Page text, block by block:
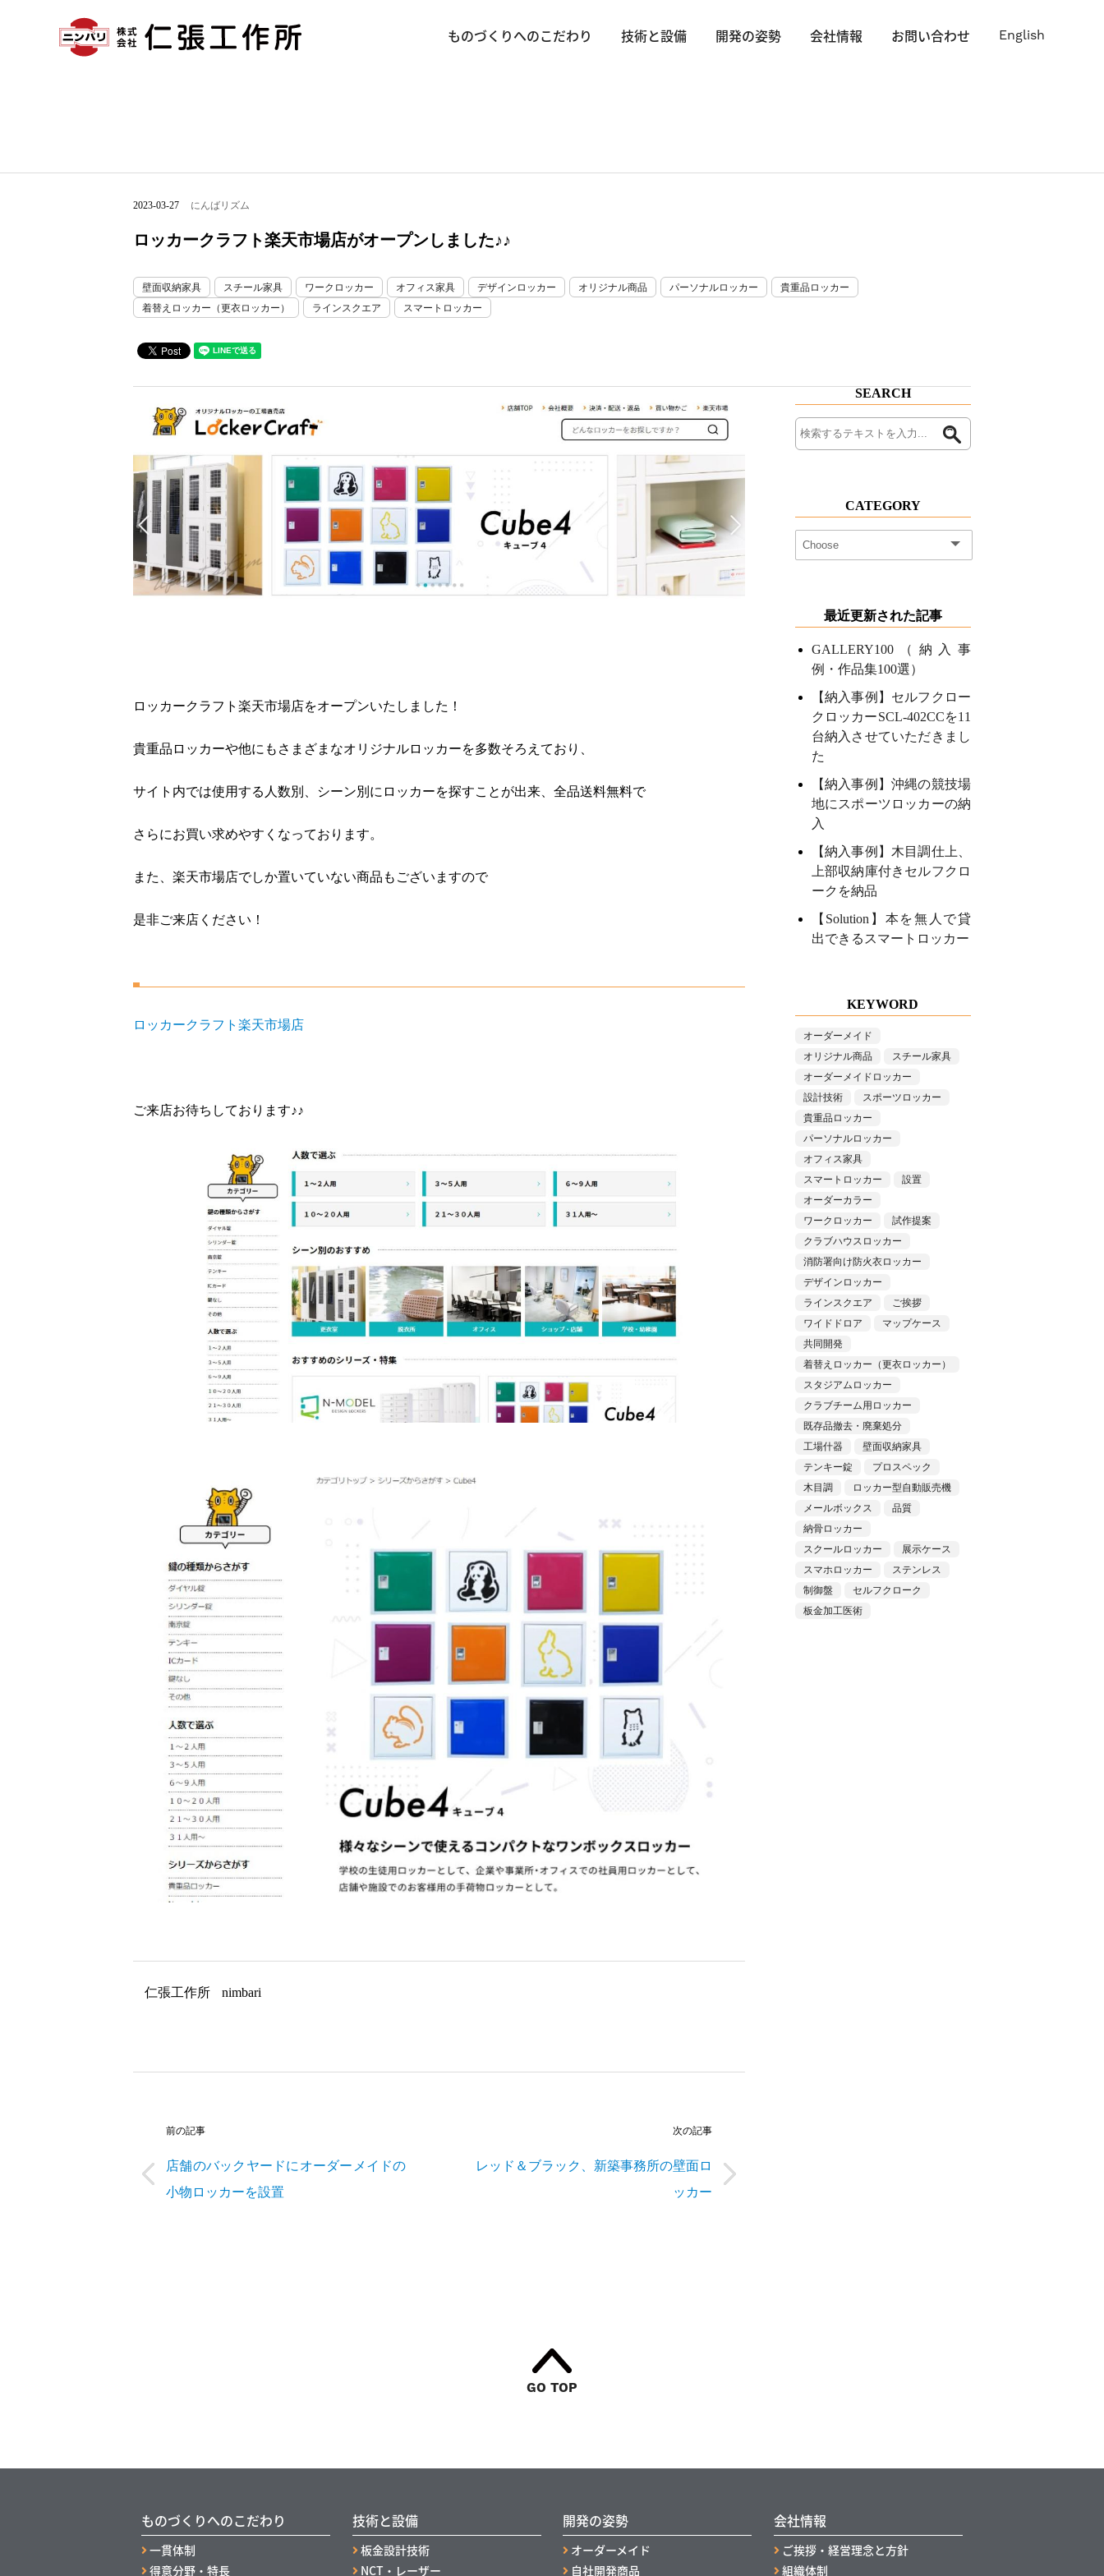
ものづくりへのこだわり 技術と設備 開発の姿勢 会社情報 お問い合わせ English
2023-03-27 にんばリズム
ロッカークラフト楽天市場店がオープンしました♪♪
壁面収納家具 スチール家具 ワークロッカー オフィス家具 デザインロッカー オリジナル商品 パーソナルロッカー
貴重品ロッカー
着替えロッカー（更衣ロッカー）
ラインスクエア スマートロッカー
ロッカークラフト楽天市場店をオープンいたしました！
貴重品ロッカーや他にもさまざまなオリジナルロッカーを多数そろえており、
サイト内では使用する人数別、シーン別にロッカーを探すことが出来、全品送料無料で
さらにお買い求めやすくなっております。
また、楽天市場店でしか置いていない商品もございますので
是非ご来店ください！
ロッカークラフト楽天市場店
ご来店お待ちしております♪♪
仁張工作所 nimbari
前の記事
店舗のバックヤードにオーダーメイドの
小物ロッカーを設置
次の記事
レッド＆ブラック、新築事務所の壁面ロ
ッカー
SEARCH
CATEGORY
最近更新された記事
GALLERY100（納入事
例・作品集100選）
【納入事例】セルフクロー
クロッカーSCL-402CCを11
台納入させていただきまし
た
【納入事例】沖縄の競技場
地にスポーツロッカーの納
入
【納入事例】木目調仕上、
上部収納庫付きセルフクロ
ークを納品
【Solution】本を無人で貸
出できるスマートロッカー
KEYWORD
オーダーメイド
オリジナル商品
スチール家具
オーダーメイドロッカー
設計技術
スポーツロッカー
貴重品ロッカー
パーソナルロッカー
オフィス家具
スマートロッカー
設置
オーダーカラー
ワークロッカー
試作提案
クラブハウスロッカー
消防署向け防火衣ロッカー
デザインロッカー
ラインスクエア
ご挨拶
ワイドドロア
マップケース
共同開発
着替えロッカー（更衣ロッカー）
スタジアムロッカー
クラブチーム用ロッカー
既存品撤去・廃棄処分
工場什器
壁面収納家具
テンキー錠
プロスペック
木目調
ロッカー型自動販売機
メールボックス
品質
納骨ロッカー
スクールロッカー
展示ケース
スマホロッカー
ステンレス
制御盤
セルフクローク
板金加工医術
GO TOP
ものづくりへのこだわり
一貫体制
得意分野・特長
技術と設備
板金設計技術
NCT・レーザー
開発の姿勢
オーダーメイド
自社開発商品
会社情報
ご挨拶・経営理念と方針
組織体制